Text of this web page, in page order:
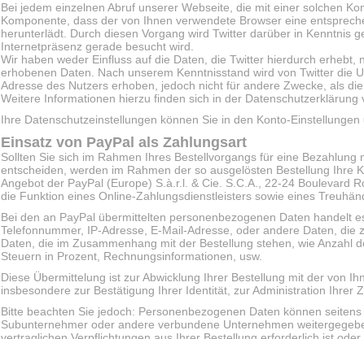
Bei jedem einzelnen Abruf unserer Webseite, die mit einer solchen
Komponente, dass der von Ihnen verwendete Browser eine
herunterlädt. Durch diesen Vorgang wird Twitter darüber in Kenntnis
Internetpräsenz gerade besucht wird.
Wir haben weder Einfluss auf die Daten, die Twitter hierdurch erhebt,
erhobenen Daten. Nach unserem Kenntnisstand wird von Twitter die
Adresse des Nutzers erhoben, jedoch nicht für andere Zwecke, als
Weitere Informationen hierzu finden sich in der Datenschutzerklärung
Ihre Datenschutzeinstellungen können Sie in den Konto-Einstellungen
Einsatz von PayPal als Zahlungsart
Sollten Sie sich im Rahmen Ihres Bestellvorgangs für eine
entscheiden, werden im Rahmen der so ausgelösten Bestellung Ihre
Angebot der PayPal (Europe) S.à.r.l. & Cie. S.C.A., 22-24 Boulevard
die Funktion eines Online-Zahlungsdienstleisters sowie eines
Bei den an PayPal übermittelten personenbezogenen Daten handelt
Telefonnummer, IP-Adresse, E-Mail-Adresse, oder andere Daten, die
Daten, die im Zusammenhang mit der Bestellung stehen, wie Anzahl
Steuern in Prozent, Rechnungsinformationen, usw.
Diese Übermittelung ist zur Abwicklung Ihrer Bestellung mit der von
insbesondere zur Bestätigung Ihrer Identität, zur Administration Ihrer
Bitte beachten Sie jedoch: Personenbezogenen Daten können
Subunternehmer oder andere verbundene Unternehmen